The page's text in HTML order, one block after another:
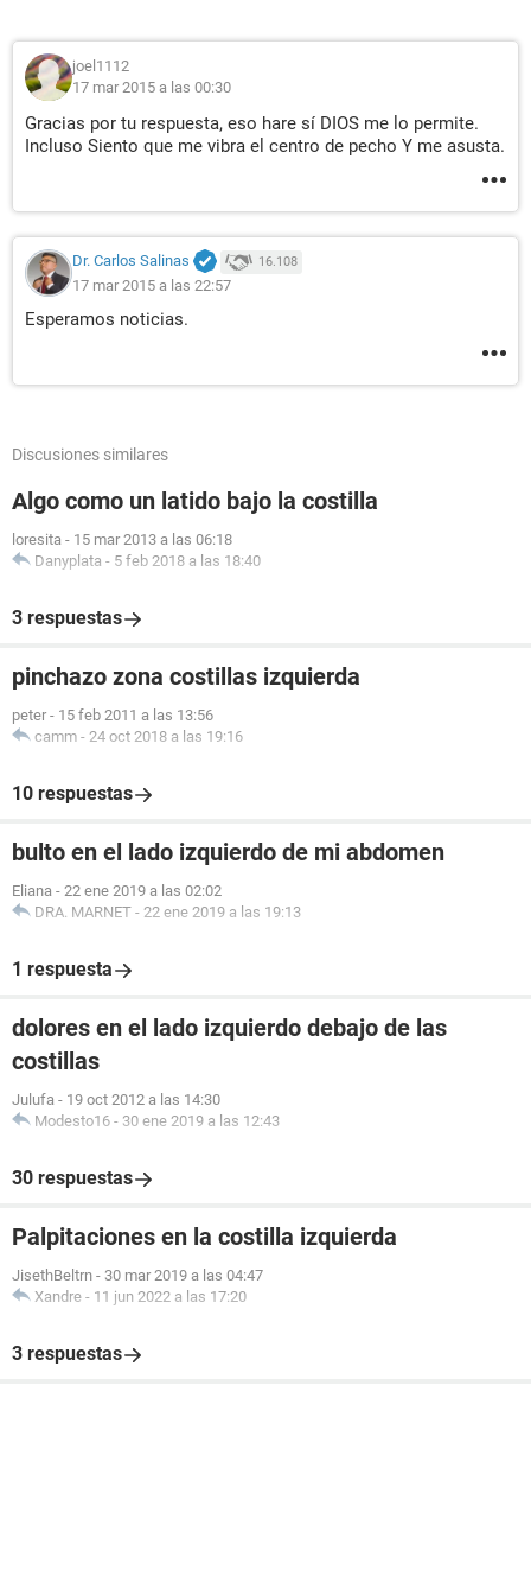
joel1112
17 mar 2015 a las 00:30
Gracias por tu respuesta, eso hare sí DIOS me lo permite.
Incluso Siento que me vibra el centro de pecho Y me asusta.
Dr. Carlos Salinas 16.108
17 mar 2015 a las 22:57
Esperamos noticias.
Discusiones similares
Algo como un latido bajo la costilla
loresita - 15 mar 2013 a las 06:18
Danyplata - 5 feb 2018 a las 18:40
3 respuestas
pinchazo zona costillas izquierda
peter - 15 feb 2011 a las 13:56
camm - 24 oct 2018 a las 19:16
10 respuestas
bulto en el lado izquierdo de mi abdomen
Eliana - 22 ene 2019 a las 02:02
DRA. MARNET - 22 ene 2019 a las 19:13
1 respuesta
dolores en el lado izquierdo debajo de las
costillas
Julufa - 19 oct 2012 a las 14:30
Modesto16 - 30 ene 2019 a las 12:43
30 respuestas
Palpitaciones en la costilla izquierda
JisethBeltrn - 30 mar 2019 a las 04:47
Xandre - 11 jun 2022 a las 17:20
3 respuestas